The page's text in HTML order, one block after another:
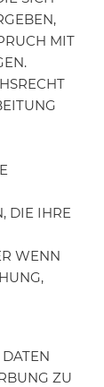
MIT
DIE IHRE
WENN
ZU